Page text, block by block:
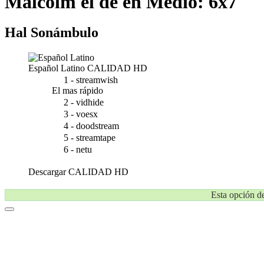
Hal Sonámbulo
Español Latino CALIDAD HD
1 - streamwish
El mas rápido
2 - vidhide
3 - voesx
4 - doodstream
5 - streamtape
6 - netu
DescargarCALIDAD HD
Esta opción